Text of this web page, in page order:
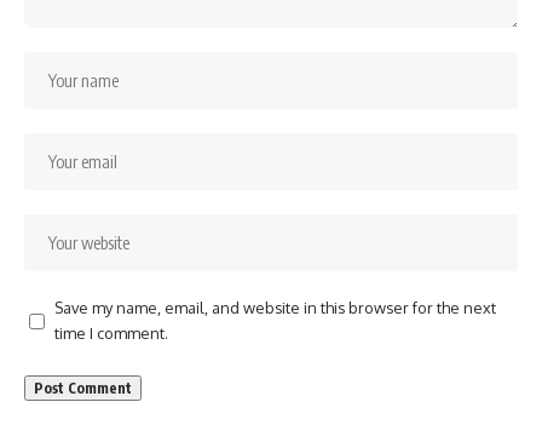
Save my name, email, and website in this browser for the next
time I comment.